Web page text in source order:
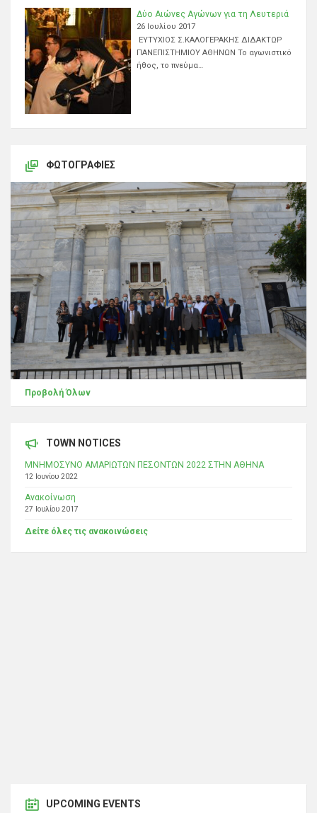
Δύο Αιώνες Αγώνων για τη Λευτεριά
26 Ιουλίου 2017
ΕΥΤΥΧΙΟΣ Σ.ΚΑΛΟΓΕΡΑΚΗΣ ΔΙΔΑΚΤΩΡ
ΠΑΝΕΠΙΣΤΗΜΙΟΥ ΑΘΗΝΩΝ Το αγωνιστικό
ήθος, το πνεύμα…
ΦΩΤΟΓΡΑΦΊΕΣ
Προβολή Όλων
TOWN NOTICES
ΜΝΗΜΟΣΥΝΟ ΑΜΑΡΙΩΤΩΝ ΠΕΣΟΝΤΩΝ 2022 ΣΤΗΝ ΑΘΗΝΑ
12 Ιουνίου 2022
Ανακοίνωση
27 Ιουλίου 2017
Δείτε όλες τις ανακοινώσεις
UPCOMING EVENTS